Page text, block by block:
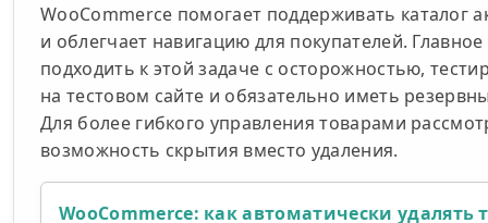
WooCommerce помогает поддерживать каталог
и облегчает навигацию для покупателей.
подходить к этой задаче с осторожностью,
на тестовом сайте и обязательно иметь
Для более гибкого управления товарами
возможность скрытия вместо удаления.
WooCommerce: как автоматически удалять